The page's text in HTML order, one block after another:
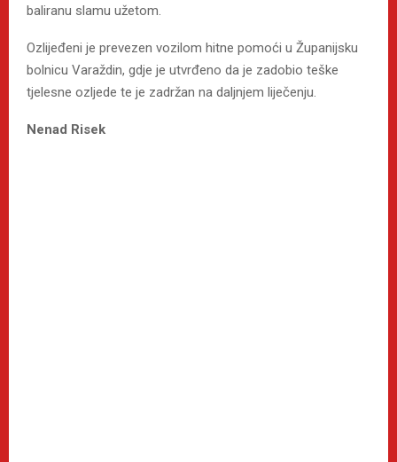
baliranu slamu užetom.
Ozlijeđeni je prevezen vozilom hitne pomoći u Županijsku
bolnicu Varaždin, gdje je utvrđeno da je zadobio teške
tjelesne ozljede te je zadržan na daljnjem liječenju.
Nenad Risek